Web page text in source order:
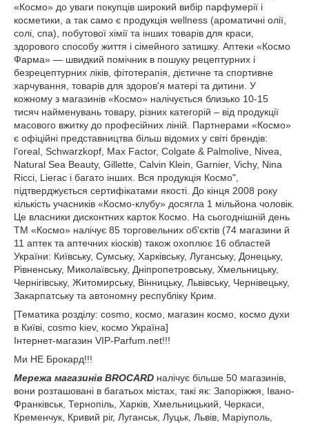
«Космо» до уваги покупців широкий вибір парфумерії і
косметики, а так само є продукція wellness (ароматичні олії,
солі, спа), побутової хімії та інших товарів для краси,
здорового способу життя і сімейного затишку. Аптеки «Космо
Фарма» — швидкий помічник в пошуку рецептурних і
безрецептурних ліків, фітотерапія, дієтичне та спортивне
харчування, товарів для здоров'я матері та дитини. У
кожному з магазинів «Космо» налічується близько 10-15
тисяч найменувань товару, різних категорій – від продукції
масового вжитку до професійних ліній. Партнерами «Космо»
є офіційні представництва більш відомих у світі брендів:
l'oreal, Schwarzkopf, Max Factor, Colgate & Palmolive, Nivea,
Natural Sea Beauty, Gillette, Calvin Klein, Garnier, Vichy, Nina
Ricci, Lierac і багато інших. Вся продукція Космо",
підтверджується сертифікатами якості. До кінця 2008 року
кількість учасників «Космо-клубу» досягла 1 мільйона чоловік.
Це власники дисконтних карток Космо. На сьогоднішній день
ТМ «Космо» налічує 85 торговельних об'єктів (74 магазини й
11 аптек та аптечних кіосків) також охоплює 16 областей
України: Київську, Сумську, Харківську, Луганську, Донецьку,
Рівненську, Миколаївську, Дніпропетровську, Хмельницьку,
Чернігівську, Житомирську, Вінницьку, Львівську, Чернівецьку,
Закарпатську та автономну республіку Крим.
[Тематика розділу: cosmo, космо, магазин космо, космо духи
в Київі, cosmo kiev, космо Україна]
Інтернет-магазин VIP-Parfum.net!!!
Ми НЕ Брокард!!!
Мережа магазинів BROCARD налічує більше 50 магазинів,
вони розташовані в багатьох містах, такі як: Запоріжжя, Івано-
Франківськ, Тернопіль, Харків, Хмельницький, Черкаси,
Кременчук, Кривий ріг, Луганськ, Луцьк, Львів, Маріуполь,